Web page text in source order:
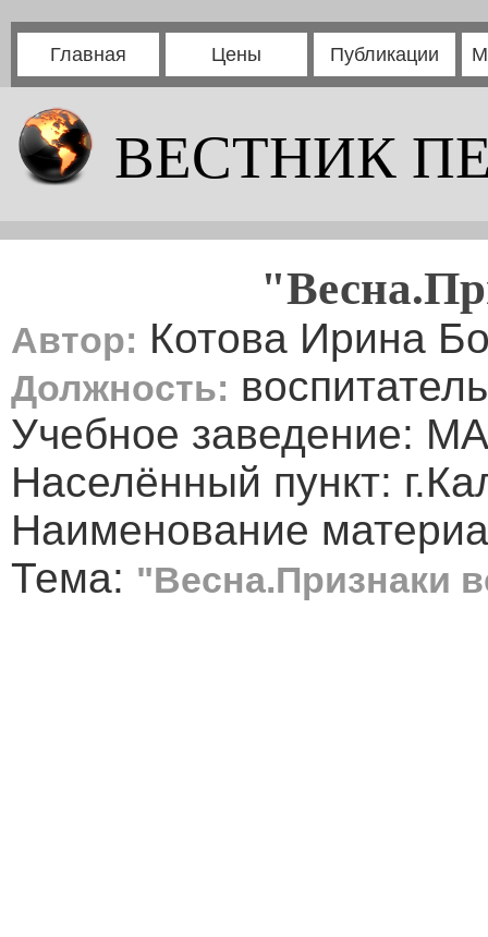
Главная Цены Публикации
ВЕСТНИК
Автор: Котова Ирина
Должность: воспитатель
Учебное заведение:
Населённый пункт:
Наименование
Тема: "Весна.Признаки